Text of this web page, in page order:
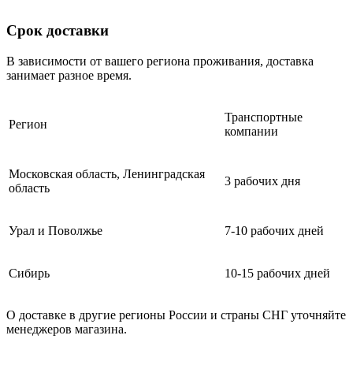
Срок доставки
В зависимости от вашего региона проживания, доставка
занимает разное время.
Регион
Транспортные
компании
Московская область, Ленинградская
область
3 рабочих дня
Урал и Поволжье 7-10 рабочих дней
Сибирь 10-15 рабочих дней
О доставке в другие регионы России и страны СНГ уточняйте
менеджеров магазина.